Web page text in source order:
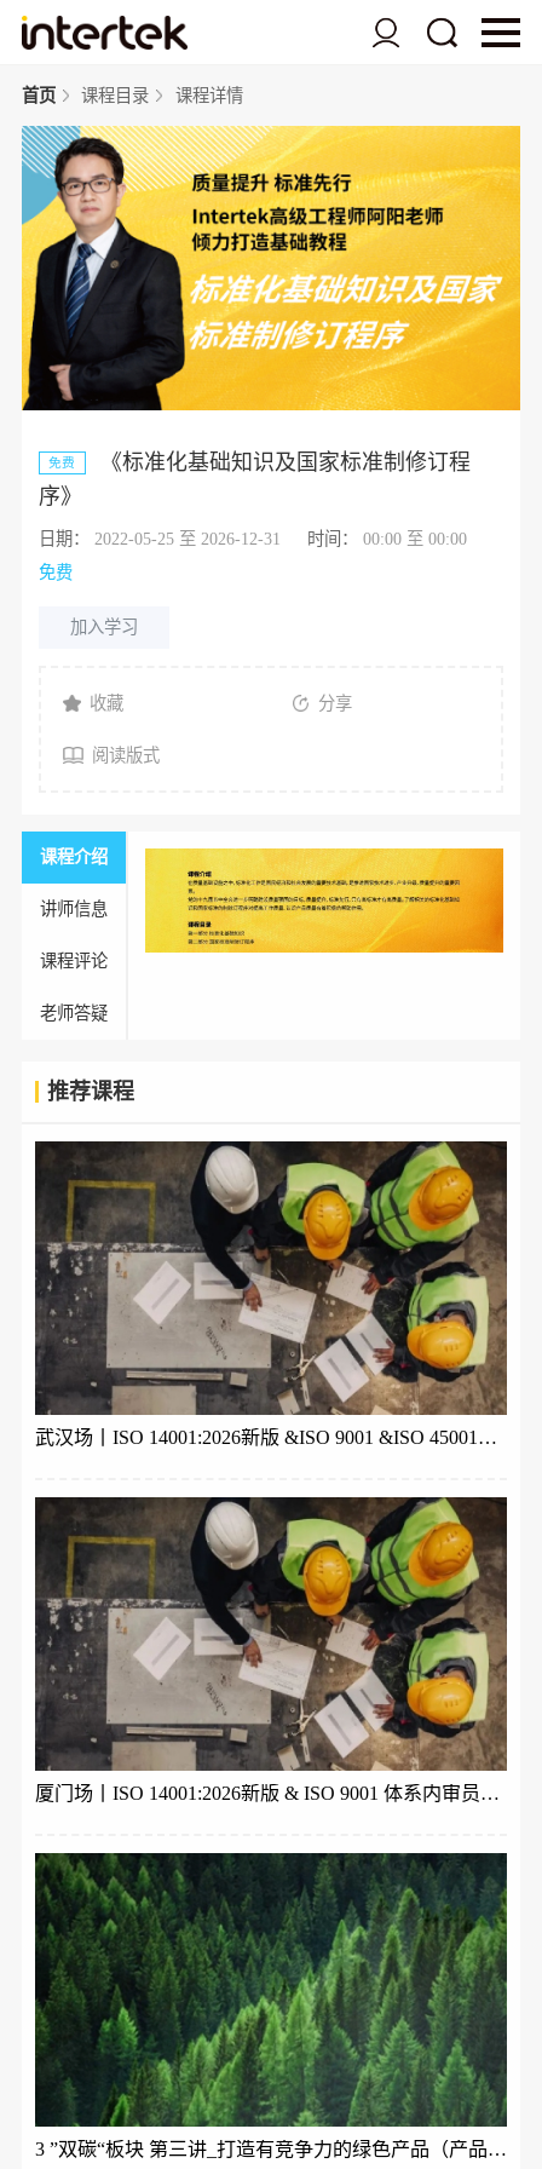
首页 课程目录 课程详情
免费
《标准化基础知识及国家标准制修订程
序》
日期： 2022-05-25 至 2026-12-31 时间：
00:00 至 00:00
免费
加入学习
收藏 分享
阅读版式
课程介绍
讲师信息
课程评论
老师答疑
推荐课程
武汉场丨ISO 14001:2026新版 &ISO 9001 &ISO 45001体系内审员培训
厦门场丨ISO 14001:2026新版 & ISO 9001 体系内审员培训
3 ”双碳“板块 第三讲_打造有竞争力的绿色产品（产品碳足迹ISO 14067与生命周期理论）